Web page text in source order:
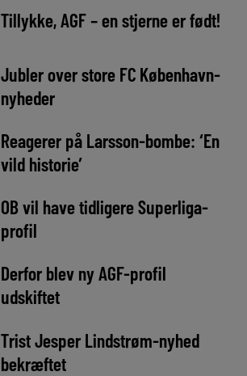
Tillykke, AGF – en stjerne er født!
Jubler over store FC København-
nyheder
Reagerer på Larsson-bombe: ‘En
vild historie’
OB vil have tidligere Superliga-
profil
Derfor blev ny AGF-profil
udskiftet
Trist Jesper Lindstrøm-nyhed
bekræftet